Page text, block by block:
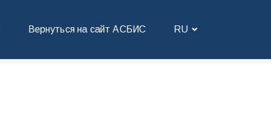
Вернуться на сайт АСБИС RU